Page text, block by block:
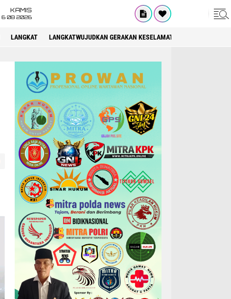
KAMIS
6 08 2026
LANGKAT LANGKATWUJUDKAN GERAKAN KESELAMATAN BERLALU